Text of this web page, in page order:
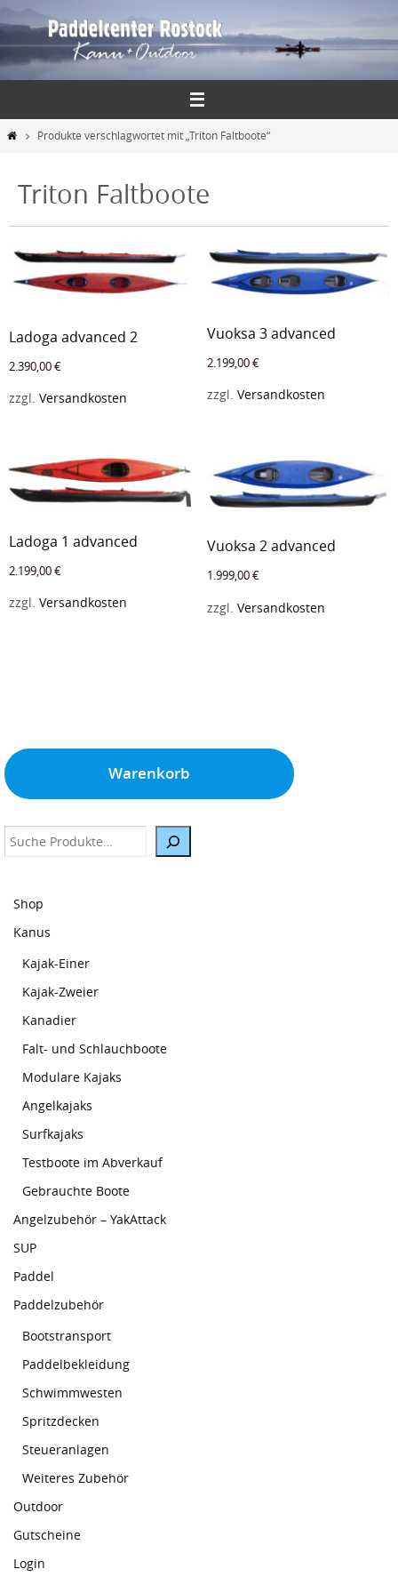
Inhalt
springen
StartProdukte verschlagwortet mit „Triton Faltboote“
Triton Faltboote
Ladoga advanced 2
2.390,00€
zzgl. Versandkosten
Vuoksa 3 advanced
2.199,00€
zzgl. Versandkosten
Ladoga 1 advanced
2.199,00€
zzgl. Versandkosten
Vuoksa 2 advanced
1.999,00€
zzgl. Versandkosten
Warenkorb
Suche
Shop
Kanus
Kajak-Einer
Kajak-Zweier
Kanadier
Falt- und Schlauchboote
Modulare Kajaks
Angelkajaks
Surfkajaks
Testboote im Abverkauf
Gebrauchte Boote
Angelzubehör – YakAttack
SUP
Paddel
Paddelzubehör
Bootstransport
Paddelbekleidung
Schwimmwesten
Spritzdecken
Steueranlagen
Weiteres Zubehör
Outdoor
Gutscheine
Login